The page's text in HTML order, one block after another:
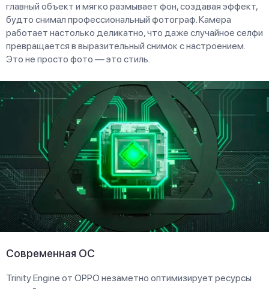
главный объект и мягко размывает фон, создавая эффект,
будто снимал профессиональный фотограф. Камера
работает настолько деликатно, что даже случайное селфи
превращается в выразительный снимок с настроением.
Это не просто фото — это стиль.
Современная ОС
Trinity Engine от OPPO незаметно оптимизирует ресурсы